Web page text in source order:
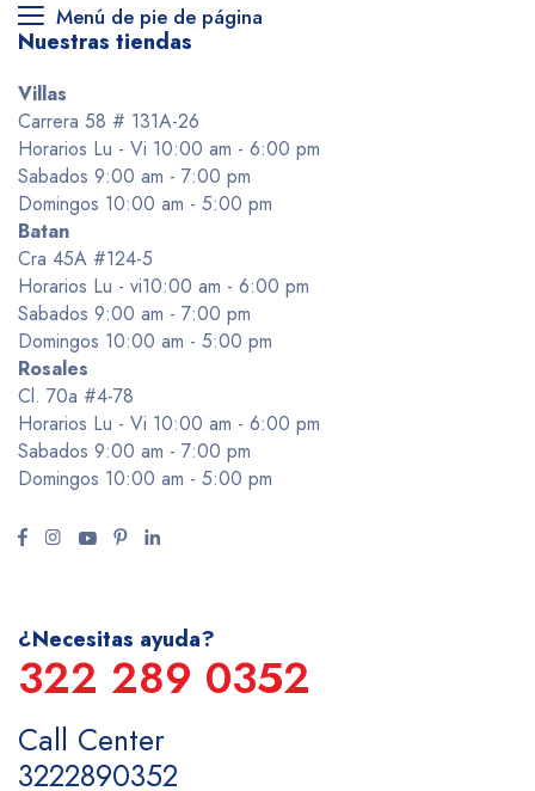
Menú de pie de página
Nuestras tiendas
Villas
Carrera 58 # 131A-26
Horarios Lu - Vi 10:00 am - 6:00 pm
Sabados 9:00 am - 7:00 pm
Domingos 10:00 am - 5:00 pm
Batan
Cra 45A #124-5
Horarios Lu - vi10:00 am - 6:00 pm
Sabados 9:00 am - 7:00 pm
Domingos 10:00 am - 5:00 pm
Rosales
Cl. 70a #4-78
Horarios Lu - Vi 10:00 am - 6:00 pm
Sabados 9:00 am - 7:00 pm
Domingos 10:00 am - 5:00 pm
¿Necesitas ayuda?
322 289 0352
Call Center
3222890352